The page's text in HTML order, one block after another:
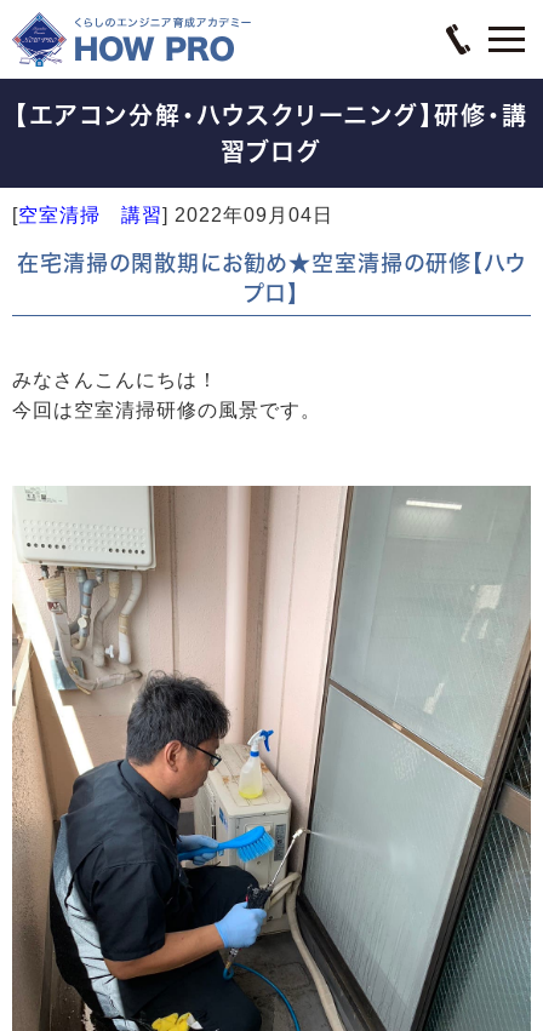
【エアコン分解・ハウスクリーニング】研修・講
習ブログ
[空室清掃 講習] 2022年09月04日
在宅清掃の閑散期にお勧め★空室清掃の研修【ハウ
プロ】
みなさんこんにちは！
今回は空室清掃研修の風景です。